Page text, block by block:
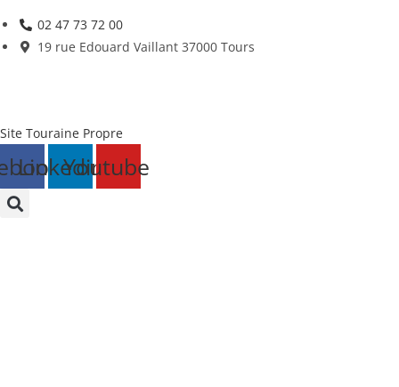
Skip
to
02 47 73 72 00
19 rue Edouard Vaillant 37000 Tours
Site Touraine Propre
LinkedinYoutube